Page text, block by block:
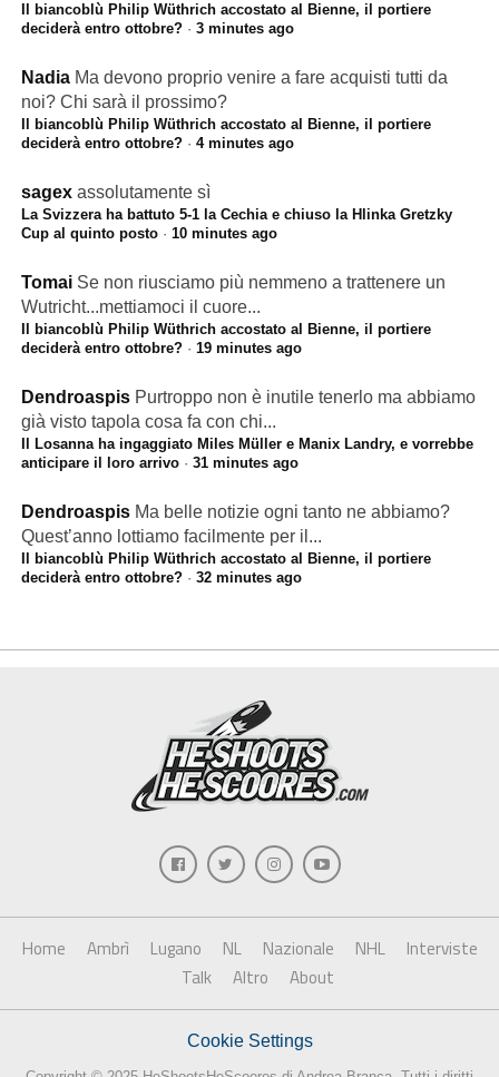
Il biancoblù Philip Wüthrich accostato al Bienne, il portiere
deciderà entro ottobre?· 3 minutes ago
Nadia Ma devono proprio venire a fare acquisti tutti da
noi? Chi sarà il prossimo?
Il biancoblù Philip Wüthrich accostato al Bienne, il portiere
deciderà entro ottobre?· 4 minutes ago
sagex assolutamente sì
La Svizzera ha battuto 5-1 la Cechia e chiuso la Hlinka Gretzky
Cup al quinto posto· 10 minutes ago
Tomai Se non riusciamo più nemmeno a trattenere un
Wutricht...mettiamoci il cuore...
Il biancoblù Philip Wüthrich accostato al Bienne, il portiere
deciderà entro ottobre?· 19 minutes ago
Dendroaspis Purtroppo non è inutile tenerlo ma abbiamo
già visto tapola cosa fa con chi...
Il Losanna ha ingaggiato Miles Müller e Manix Landry, e vorrebbe
anticipare il loro arrivo· 31 minutes ago
Dendroaspis Ma belle notizie ogni tanto ne abbiamo?
Quest’anno lottiamo facilmente per il...
Il biancoblù Philip Wüthrich accostato al Bienne, il portiere
deciderà entro ottobre?· 32 minutes ago
Home Ambrì Lugano NL Nazionale NHL
Interviste
Talk
Altro About
Cookie Settings